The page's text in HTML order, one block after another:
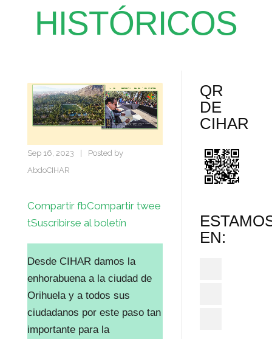
HISTÓRICOS
Sep 16, 2023
Posted by
AbdoCIHAR
Compartir fbCompartir twee
tSuscribirse al boletín
Desde CIHAR damos la
enhorabuena a la ciudad de
Orihuela y a todos sus
ciudadanos por este paso tan
importante para la
QR
DE
CIHAR
EN: